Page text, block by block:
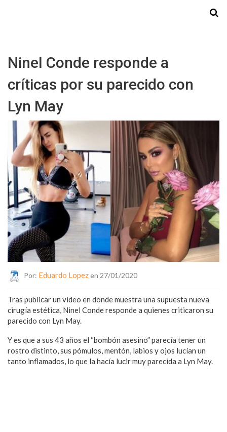
Ninel Conde responde a
críticas por su parecido con
Lyn May
Por: Eduardo Lopezen 27/01/2020
Tras publicar un video en donde muestra una supuesta nueva
cirugía estética, Ninel Conde responde a quienes criticaron su
parecido con Lyn May.
Y es que a sus 43 años el “bombón asesino” parecía tener un
rostro distinto, sus pómulos, mentón, labios y ojos lucían un
tanto inflamados, lo que la hacía lucir muy parecida a Lyn May.